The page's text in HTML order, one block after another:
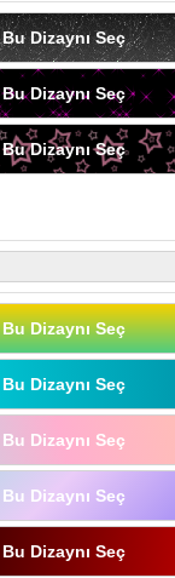
Bu Dizaynı Seç
Bu Dizaynı Seç
Bu Dizaynı Seç
Bu Dizaynı Seç
Bu Dizaynı Seç
Bu Dizaynı Seç
Bu Dizaynı Seç
Bu Dizaynı Seç